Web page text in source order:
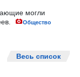
могли
Общество
Весь список